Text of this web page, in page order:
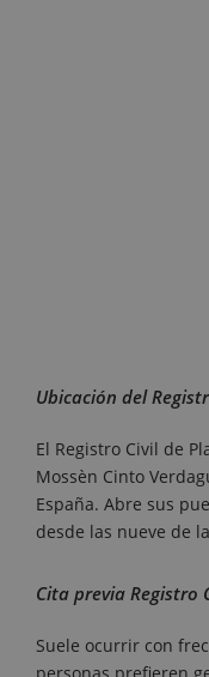
Ubicación del
El Registro Civil de
Mossèn Cinto
España. Abre sus
desde las nueve de
Cita previa Registro
Suele ocurrir con